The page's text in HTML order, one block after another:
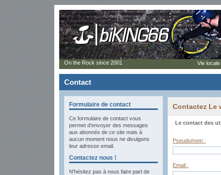
Contact
Formulaire de contact
Ce formulaire de contact vous
permet d'envoyer des messages
aux abonnés de ce site mais à
aucun moment nous ne divulgons
leur adresse email.
Contactez nous !
N'hésitez pas à nous faire part de
Contactez Le
Le contact des
Pseudo/nom :
Email :
On the Rock since 2001 Vie